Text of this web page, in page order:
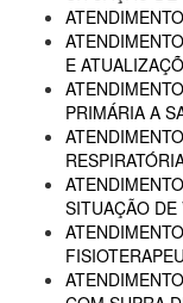
E
PRIMÁRIA A
SITUAÇÃO